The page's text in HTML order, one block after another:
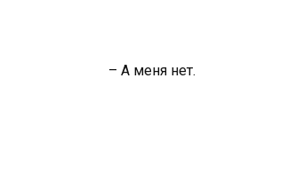
– А меня нет.